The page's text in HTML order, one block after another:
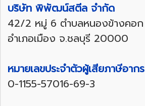
บริษัท พิพัฒน์สตีล จำกัด
42/2 หมู่ 6 ตำบลหนองข้างคอก
อำเภอเมือง จ.ชลบุรี 20000
หมายเลขประจำตัวผู้เสียภาษีอากร
0-1155-57016-69-3